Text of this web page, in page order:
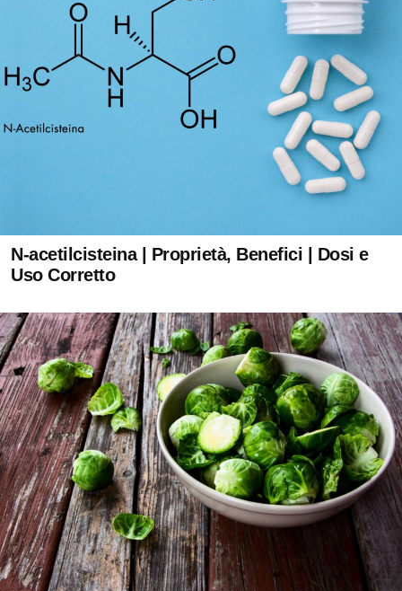
N-acetilcisteina | Proprietà, Benefici | Dosi e
Uso Corretto